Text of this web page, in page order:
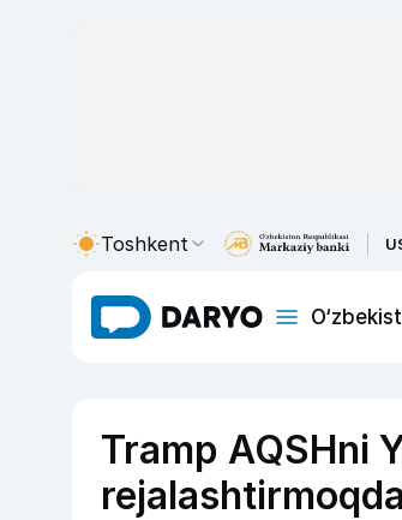
Toshkent
Tramp AQSHni
rejalashtirmoqda